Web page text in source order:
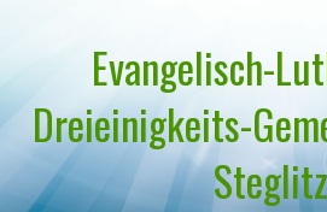
Evangelisch-
Dreieinigkeits-
Steglitz